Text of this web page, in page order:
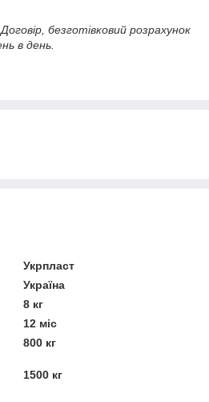
безготівковий розрахунок
в день.
Укрпласт
Україна
8 кг
12 міс
800 кг
1500 кг